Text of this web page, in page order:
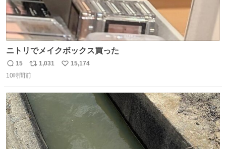
ニトリでメイクボックス買った
返
信
15
リ
ポ
ト
数
1,031
い
15,174
10時間前